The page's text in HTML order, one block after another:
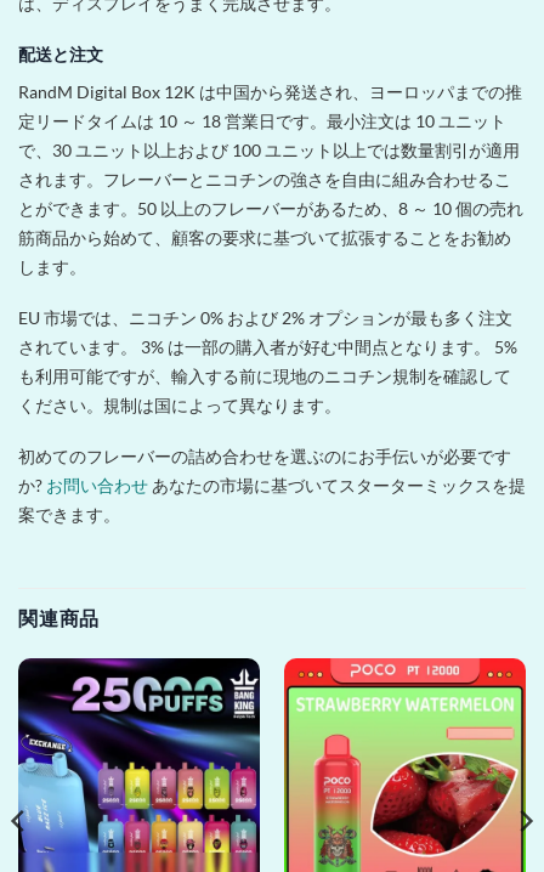
配送と注文
RandM Digital Box 12K は中国から発送され、ヨーロッパまでの推
定リードタイムは 10 ～ 18 営業日です。最小注文は 10 ユニット
で、30 ユニット以上および 100 ユニット以上では数量割引が適用
されます。フレーバーとニコチンの強さを自由に組み合わせるこ
とができます。50 以上のフレーバーがあるため、8 ～ 10 個の売れ
筋商品から始めて、顧客の要求に基づいて拡張することをお勧め
します。
EU 市場では、ニコチン 0% および 2% オプションが最も多く注文
されています。 3% は一部の購入者が好む中間点となります。 5%
も利用可能ですが、輸入する前に現地のニコチン規制を確認して
ください。規制は国によって異なります。
初めてのフレーバーの詰め合わせを選ぶのにお手伝いが必要です
か? お問い合わせ あなたの市場に基づいてスターターミックスを提
案できます。
関連商品